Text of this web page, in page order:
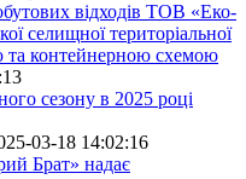
відходів ТОВ «Еко-
селищної територіальної
та контейнерною схемою
сезону в 2025 році
03-18 14:02:16
Брат» надає